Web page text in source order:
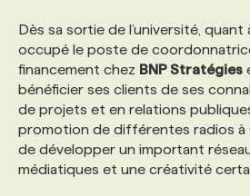
Dès sa sortie de l’université, quant
occupé le poste de
financement chez BNP Stratégies
bénéficier ses clients de ses
de projets et en relations
promotion de différentes radios à
de développer un important
médiatiques et une créativité